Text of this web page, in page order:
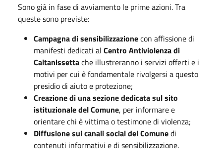
Sono già in fase di avviamento le prime azioni. Tra
queste sono previste:
Campagna di sensibilizzazionecon affissione di
manifesti dedicati al Centro Antiviolenza di
Caltanissettache illustreranno i servizi offerti e i
motivi per cui è fondamentale rivolgersi a questo
presidio di aiuto e protezione;
Creazione di una sezione dedicata sul sito
istituzionale del Comune, per informare e
orientare chi è vittima o testimone di violenza;
Diffusione sui canali social del Comunedi
contenuti informativi e di sensibilizzazione.